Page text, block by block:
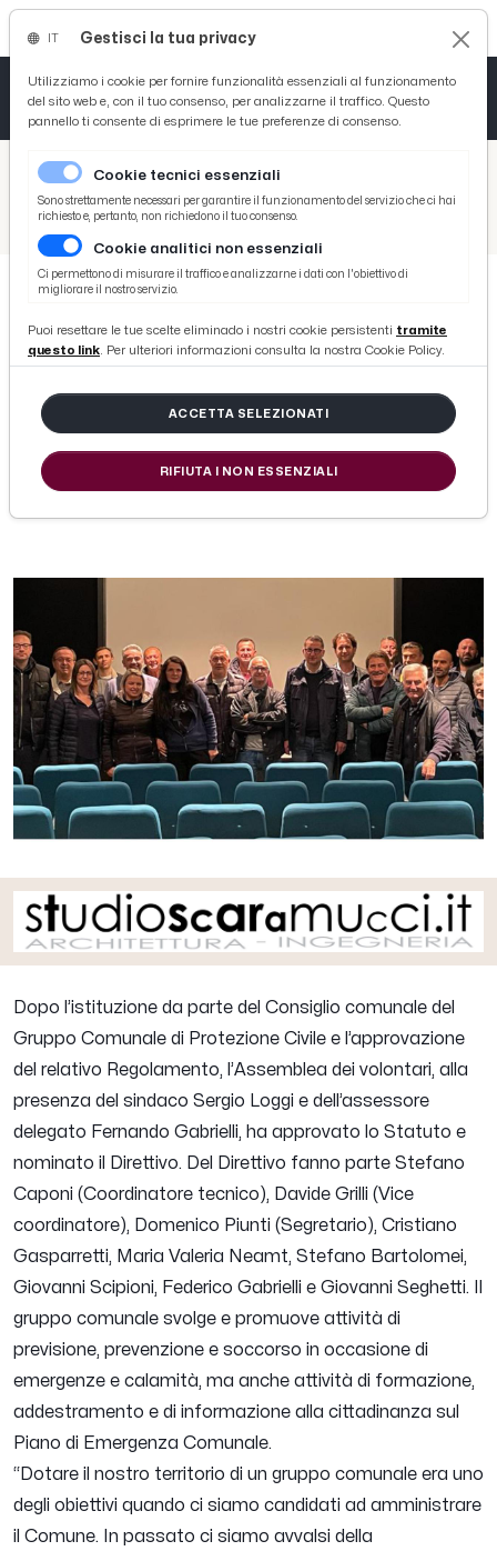
/ Picenotime
/ Comunicati Stampa
Monteprandone, nasce il gruppo comunale di volontari della Protezione Civile
Monteprandone, nasce il gruppo
comunale di volontari della
Protezione Civile
di Redazione Picenotime
Dopo l’istituzione da parte del Consiglio comunale del
Gruppo Comunale di Protezione Civile e l’approvazione
del relativo Regolamento, l’Assemblea dei volontari, alla
presenza del sindaco Sergio Loggi e dell’assessore
delegato Fernando Gabrielli, ha approvato lo Statuto e
nominato il Direttivo. Del Direttivo fanno parte Stefano
Caponi (Coordinatore tecnico), Davide Grilli (Vice
coordinatore), Domenico Piunti (Segretario), Cristiano
Gasparretti, Maria Valeria Neamt, Stefano Bartolomei,
Giovanni Scipioni, Federico Gabrielli e Giovanni Seghetti.
gruppo comunale svolge e promuove attività di
previsione, prevenzione e soccorso in occasione di
emergenze e calamità, ma anche attività di formazione,
addestramento e di informazione alla cittadinanza sul
Piano di Emergenza Comunale.
“ Dotare il nostro territorio di un gruppo comunale era uno
degli obiettivi quando ci siamo candidati ad amministrare
il Comune. In passato ci siamo avvalsi della
Gestisci la tua privacy
Utilizziamo i cookie per fornire funzionalità essenziali al funzionamento
del sito web e, con il tuo consenso, per analizzarne il traffico. Questo
pannello ti consente di esprimere le tue preferenze di consenso.
Cookie tecnici essenziali
Sono strettamente necessari per garantire il funzionamento del servizio che ci hai
richiesto e, pertanto, non richiedono il tuo consenso.
Cookie analitici non essenziali
Ci permettono di misurare il traffico e analizzarne i dati con l'obiettivo di
migliorare il nostro servizio.
Puoi resettare le tue scelte eliminado i nostri cookie persistenti tramite
questo link. Per ulteriori informazioni consulta la nostra Cookie Policy.
ACCETTA SELEZIONATI
RIFIUTA I NON ESSENZIALI
Tutto News
Tutto Sport
Basket
Ciclismo
Tutto Curiosità